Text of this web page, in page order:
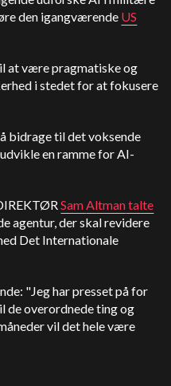
den igangværende US
at være pragmatiske og
i stedet for at fokusere
bidrage til det voksende
en ramme for AI-
SamAltmantalte
agentur, der skal revidere
Det Internationale
"Jeg har presset på for
de overordnede ting og
vil det hele være